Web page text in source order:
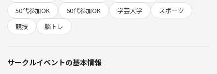
『スポーツスタッキングとは』
9〜12 個のプラスチック製のカップを、決められた形に積み上げたり崩
したりするスピードを競うスポーツです🕞✨
すめです⭐️
50代参加OK
60代参加OK 学芸大学
スポーツ
競技
脳トレ
サークルイベントの基本情報